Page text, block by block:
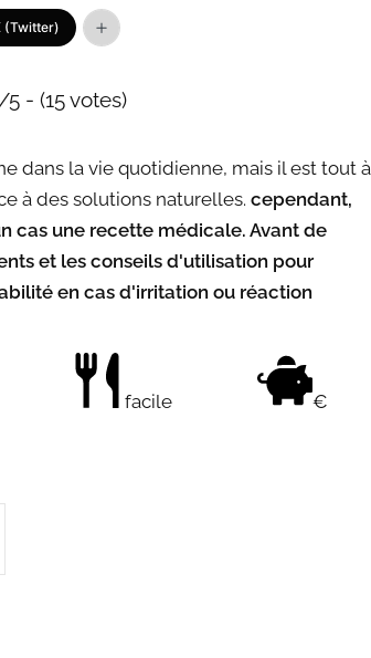
(Twitter)
5 - (15 votes)
dans la vie quotidienne, mais il est tout à
à des solutions naturelles. cependant,
cas une recette médicale. Avant de
et les conseils d'utilisation pour
en cas d'irritation ou réaction
facile €